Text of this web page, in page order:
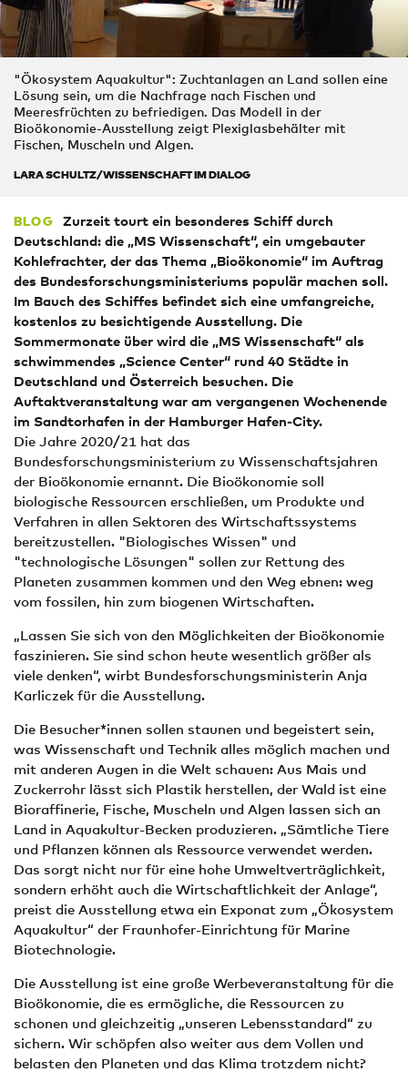
"Ökosystem Aquakultur": Zuchtanlagen an Land sollen eine
Lösung sein, um die Nachfrage nach Fischen und
Meeresfrüchten zu befriedigen. Das Modell in der
Bioökonomie-Ausstellung zeigt Plexiglasbehälter mit
Fischen, Muscheln und Algen.
LARA SCHULTZ/WISSENSCHAFT IM DIALOG
BLOG
Zurzeit tourt ein besonderes Schiff durch
Deutschland: die „MS Wissenschaft“, ein umgebauter
Kohlefrachter, der das Thema „Bioökonomie“ im Auftrag
des Bundesforschungsministeriums populär machen soll.
Im Bauch des Schiffes befindet sich eine umfangreiche,
kostenlos zu besichtigende Ausstellung. Die
Sommermonate über wird die „MS Wissenschaft“ als
schwimmendes „Science Center“ rund 40 Städte in
Deutschland und Österreich besuchen. Die
Auftaktveranstaltung war am vergangenen Wochenende
im Sandtorhafen in der Hamburger Hafen-City.
Die Jahre 2020/21 hat das
Bundesforschungsministerium zu Wissenschaftsjahren
der Bioökonomie ernannt. Die Bioökonomie soll
biologische Ressourcen erschließen, um Produkte und
Verfahren in allen Sektoren des Wirtschaftssystems
bereitzustellen. "Biologisches Wissen" und
"technologische Lösungen" sollen zur Rettung des
Planeten zusammen kommen und den Weg ebnen: weg
vom fossilen, hin zum biogenen Wirtschaften.
„Lassen Sie sich von den Möglichkeiten der Bioökonomie
faszinieren. Sie sind schon heute wesentlich größer als
viele denken“, wirbt Bundesforschungsministerin Anja
Karliczek für die Ausstellung.
Die Besucher*innen sollen staunen und begeistert sein,
was Wissenschaft und Technik alles möglich machen und
mit anderen Augen in die Welt schauen: Aus Mais und
Zuckerrohr lässt sich Plastik herstellen, der Wald ist eine
Bioraffinerie, Fische, Muscheln und Algen lassen sich an
Land in Aquakultur-Becken produzieren. „Sämtliche Tiere
und Pflanzen können als Ressource verwendet werden.
Das sorgt nicht nur für eine hohe Umweltverträglichkeit,
sondern erhöht auch die Wirtschaftlichkeit der Anlage“,
preist die Ausstellung etwa ein Exponat zum „Ökosystem
Aquakultur“ der Fraunhofer-Einrichtung für Marine
Biotechnologie.
Die Ausstellung ist eine große Werbeveranstaltung für die
Bioökonomie, die es ermögliche, die Ressourcen zu
schonen und gleichzeitig „unseren Lebensstandard“ zu
sichern. Wir schöpfen also weiter aus dem Vollen und
belasten den Planeten und das Klima trotzdem nicht?